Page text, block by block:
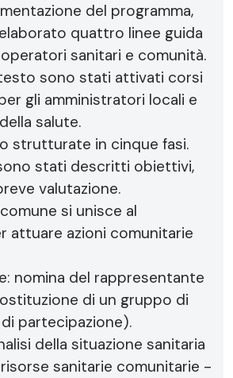
del programma,
quattro linee guida
sanitari e comunità.
sono stati attivati corsi
gli amministratori locali e
salute.
strutturate in cinque fasi.
stati descritti obiettivi,
valutazione.
si unisce al
attuare azioni comunitarie
nomina del rappresentante
di un gruppo di
partecipazione).
della situazione sanitaria
sanitarie comunitarie -